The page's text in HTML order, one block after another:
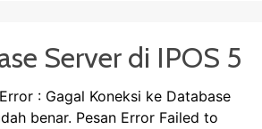
Server di IPOS 5
: Gagal Koneksi ke Database
benar. Pesan Error Failed to